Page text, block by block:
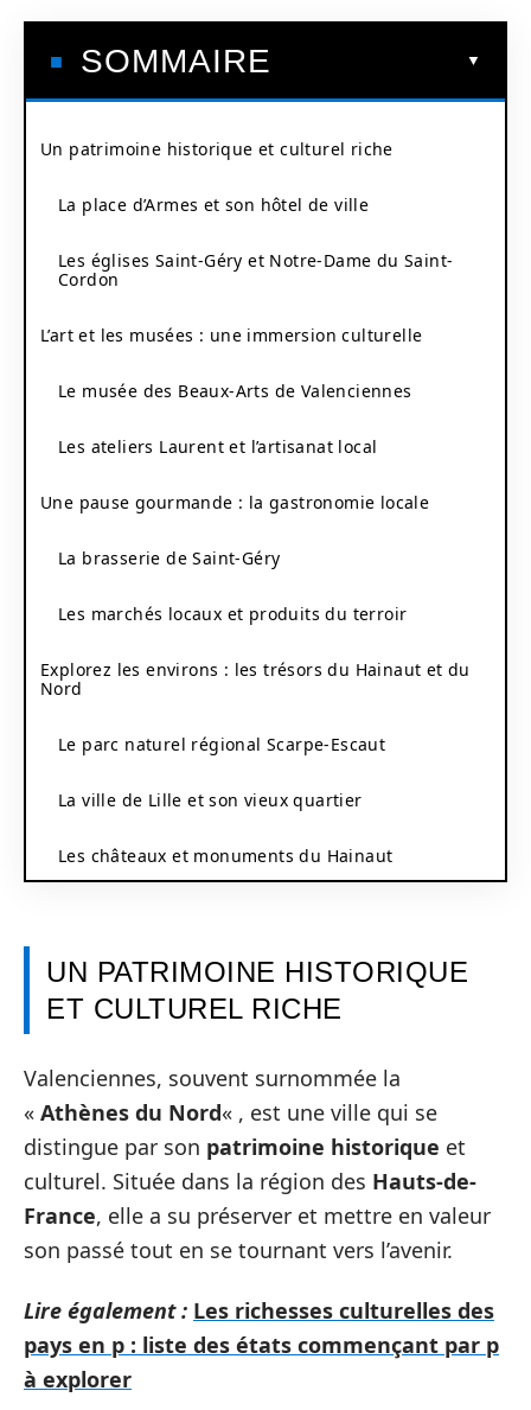
SOMMAIRE
Un patrimoine historique et culturel riche
La place d’Armes et son hôtel de ville
Les églises Saint-Géry et Notre-Dame du Saint-
Cordon
L’art et les musées : une immersion culturelle
Le musée des Beaux-Arts de Valenciennes
Les ateliers Laurent et l’artisanat local
Une pause gourmande : la gastronomie locale
La brasserie de Saint-Géry
Les marchés locaux et produits du terroir
Explorez les environs : les trésors du Hainaut et du
Nord
Le parc naturel régional Scarpe-Escaut
La ville de Lille et son vieux quartier
Les châteaux et monuments du Hainaut
UN PATRIMOINE HISTORIQUE
ET CULTUREL RICHE
Valenciennes, souvent surnommée la
« Athènes du Nord« , est une ville qui se
distingue par son patrimoine historique et
culturel. Située dans la région des Hauts-de-
France, elle a su préserver et mettre en valeur
son passé tout en se tournant vers l’avenir.
Lire également : Les richesses culturelles des
pays en p : liste des états commençant par p
à explorer